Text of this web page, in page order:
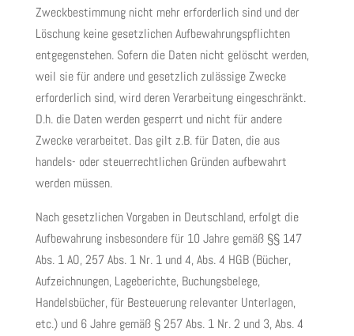
Zweckbestimmung nicht mehr erforderlich sind und der
Löschung keine gesetzlichen Aufbewahrungspflichten
entgegenstehen. Sofern die Daten nicht gelöscht werden,
weil sie für andere und gesetzlich zulässige Zwecke
erforderlich sind, wird deren Verarbeitung eingeschränkt.
D.h. die Daten werden gesperrt und nicht für andere
Zwecke verarbeitet. Das gilt z.B. für Daten, die aus
handels- oder steuerrechtlichen Gründen aufbewahrt
werden müssen.
Nach gesetzlichen Vorgaben in Deutschland, erfolgt die
Aufbewahrung insbesondere für 10 Jahre gemäß §§ 147
Abs. 1 AO, 257 Abs. 1 Nr. 1 und 4, Abs. 4 HGB (Bücher,
Aufzeichnungen, Lageberichte, Buchungsbelege,
Handelsbücher, für Besteuerung relevanter Unterlagen,
etc.) und 6 Jahre gemäß § 257 Abs. 1 Nr. 2 und 3, Abs. 4